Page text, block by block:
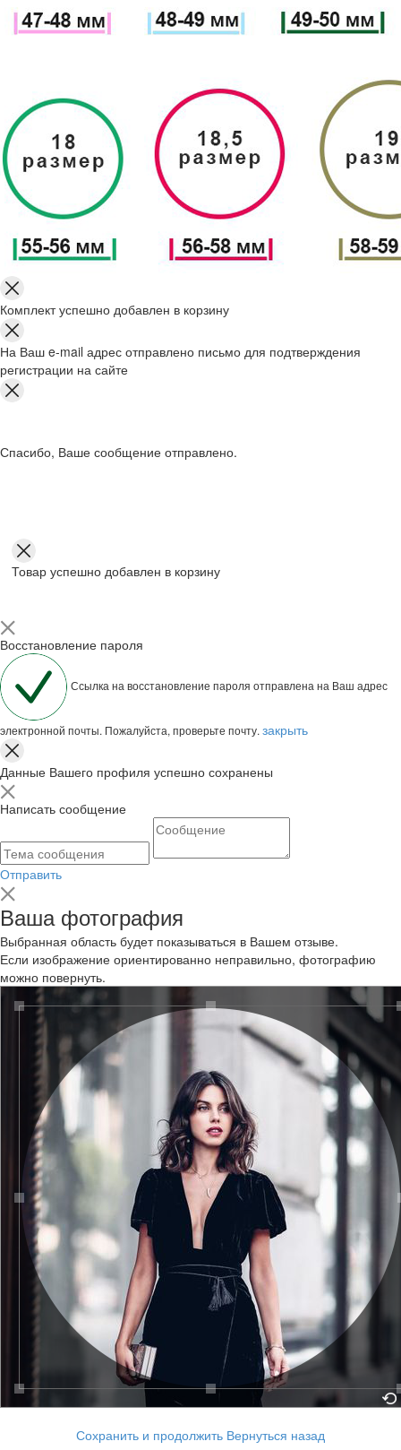
Комплект успешно добавлен в корзину
На Ваш e-mail адрес отправлено письмо для подтверждения
регистрации на сайте
Спасибо, Ваше сообщение отправлено.
Товар успешно добавлен в корзину
Восстановление пароля
Ссылка на восстановление пароля отправлена на Ваш адрес
электронной почты. Пожалуйста, проверьте почту. закрыть
Данные Вашего профиля успешно сохранены
Написать сообщение
Отправить
Ваша фотография
Выбранная область будет показываться в Вашем отзыве.
Если изображение ориентированно неправильно, фотографию
можно повернуть.
Сохранить и продолжить Вернуться назад